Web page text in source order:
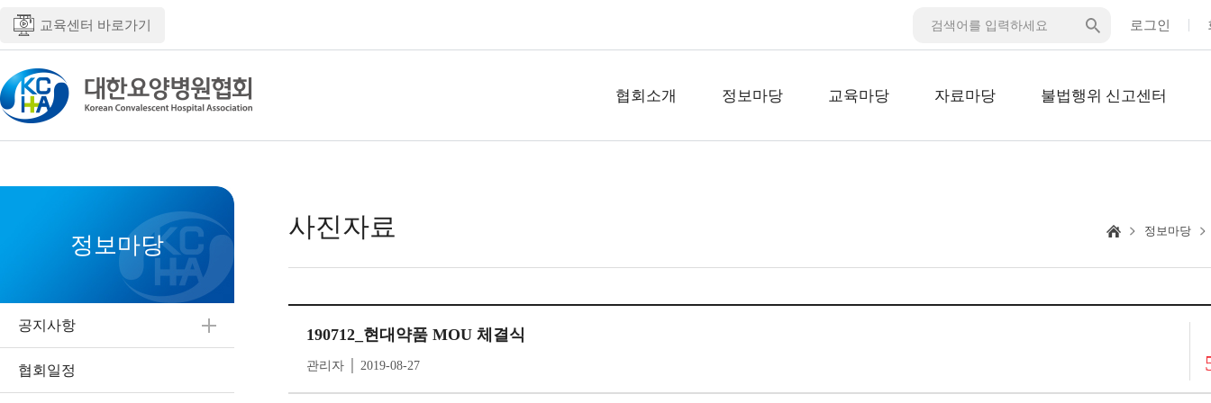
교육센터 바로가기 로그인
협회소개 정보마당 교육마당 자료마당 불법행위 신고센터
정보마당
공지사항
협회일정
사진자료 정보마당
190712_현대약품 MOU 체결식
관리자 │ 2019-08-27